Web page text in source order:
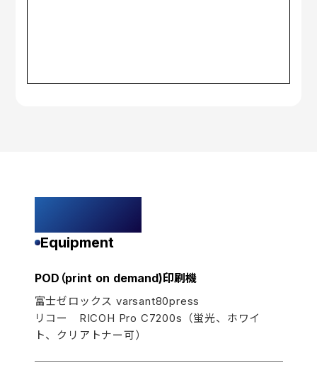
Equipment
POD（print on demand)印刷機
富士ゼロックス varsant80press
リコー RICOH Pro C7200s（蛍光、ホワイ
ト、クリアトナー可）